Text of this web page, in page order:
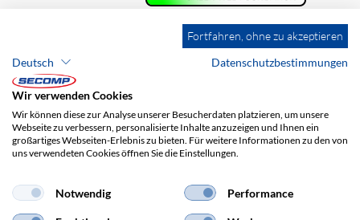
Brands Impressum
AGB
Haftungsausschluss
Versandkosten
Fortfahren, ohne zu akzeptieren
Deutsch
Datenschutzbestimmungen
Wir verwenden Cookies
Wir können diese zur Analyse unserer Besucherdaten platzieren, um unsere
Webseite zu verbessern, personalisierte Inhalte anzuzeigen und Ihnen ein
großartiges Webseiten-Erlebnis zu bieten. Für weitere Informationen zu den von
uns verwendeten Cookies öffnen Sie die Einstellungen.
Notwendig Performance